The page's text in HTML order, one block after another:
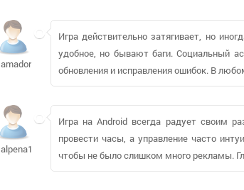
amadorpa613
Игра действительно затягивает, но
удобное, но бывают баги. Социальный
обновления и исправления ошибок. В
alpena1011538
Игра на Android всегда радует своим
провести часы, а управление часто
чтобы не было слишком много рекламы.